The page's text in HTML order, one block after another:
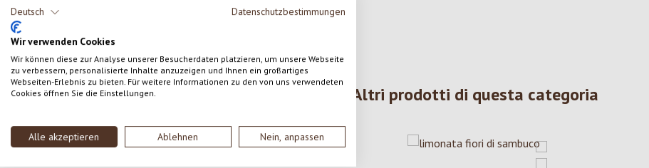
Deutsch Datenschutzbestimmungen
Wir verwenden Cookies
Wir können diese zur Analyse unserer Besucherdaten platzieren, um unsere Webseite
zu verbessern, personalisierte Inhalte anzuzeigen und Ihnen ein großartiges
Webseiten-Erlebnis zu bieten. Für weitere Informationen zu den von uns verwendeten
Cookies öffnen Sie die Einstellungen.
Alle akzeptieren Ablehnen Nein, anpassen
Altri prodotti di questa categoria
Salta la galleria dei prodotti